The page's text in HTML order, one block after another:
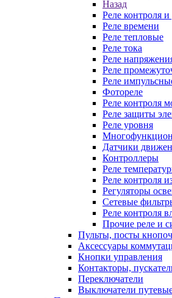
Назад
Реле контроля
Реле времени
Реле тепловые
Реле тока
Реле
Реле
Реле
Фотореле
Реле контроля
Реле защиты
Реле уровня
Датчики
Контроллеры
Реле
Реле контроля
Регуляторы
Сетевые
Реле контроля
Прочие реле и
Пульты, посты
Аксессуары
Кнопки управления
Контакторы,
Переключатели
Выключатели